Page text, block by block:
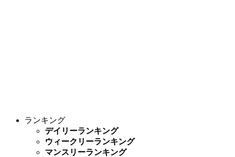
ランキング
デイリーランキング
ウィークリーランキング
マンスリーランキング